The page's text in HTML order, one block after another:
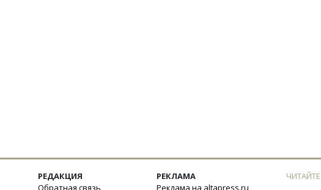
РЕДАКЦИЯ
Обратная связь
РЕКЛАМА
Реклама на altapress.ru